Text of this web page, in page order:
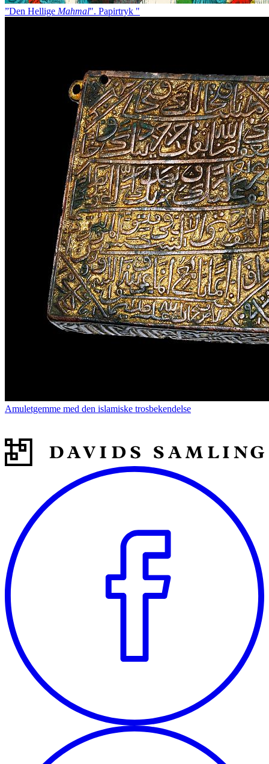
”Den Hellige Mahmal". Papirtryk "
Amuletgemme med den islamiske trosbekendelse